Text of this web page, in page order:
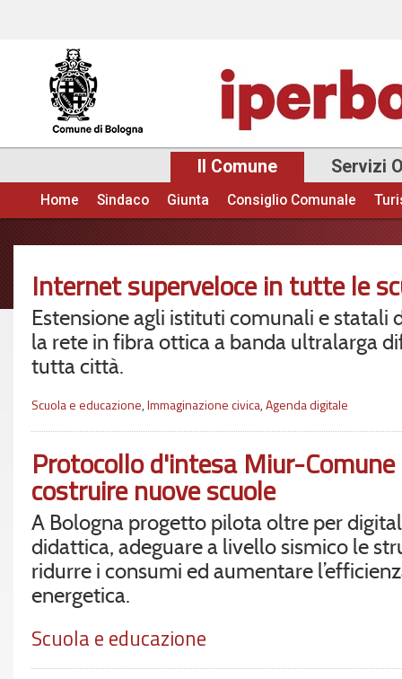
Il Comune Servizi
Menu principale
Home Sindaco Giunta Consiglio Comunale
Internet superveloce in tutte le
Estensione agli istituti comunali e statali
la rete in fibra ottica a banda ultralarga
tutta città.
Scuola e educazione,Immaginazione civica,Agenda digitale
Protocollo d'intesa Miur-
costruire nuove scuole
A Bologna progetto pilota oltre per
didattica, adeguare a livello sismico le
ridurre i consumi ed aumentare
energetica.
Scuola e educazione